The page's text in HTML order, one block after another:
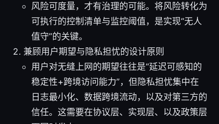
风险可度量，才有治理的可能。将风险转化为
可执行的控制清单与监控阈值，是实现“无人
值守”的关键。
兼顾用户期望与隐私担忧的设计原则
用户对无缝上网的期望往往是“延迟可感知的
稳定性+跨境访问能力”，但隐私担忧集中在
日志最小化、数据跨境流动，以及对第三方的
信任。这需要在协议层、实现层、以及政策层